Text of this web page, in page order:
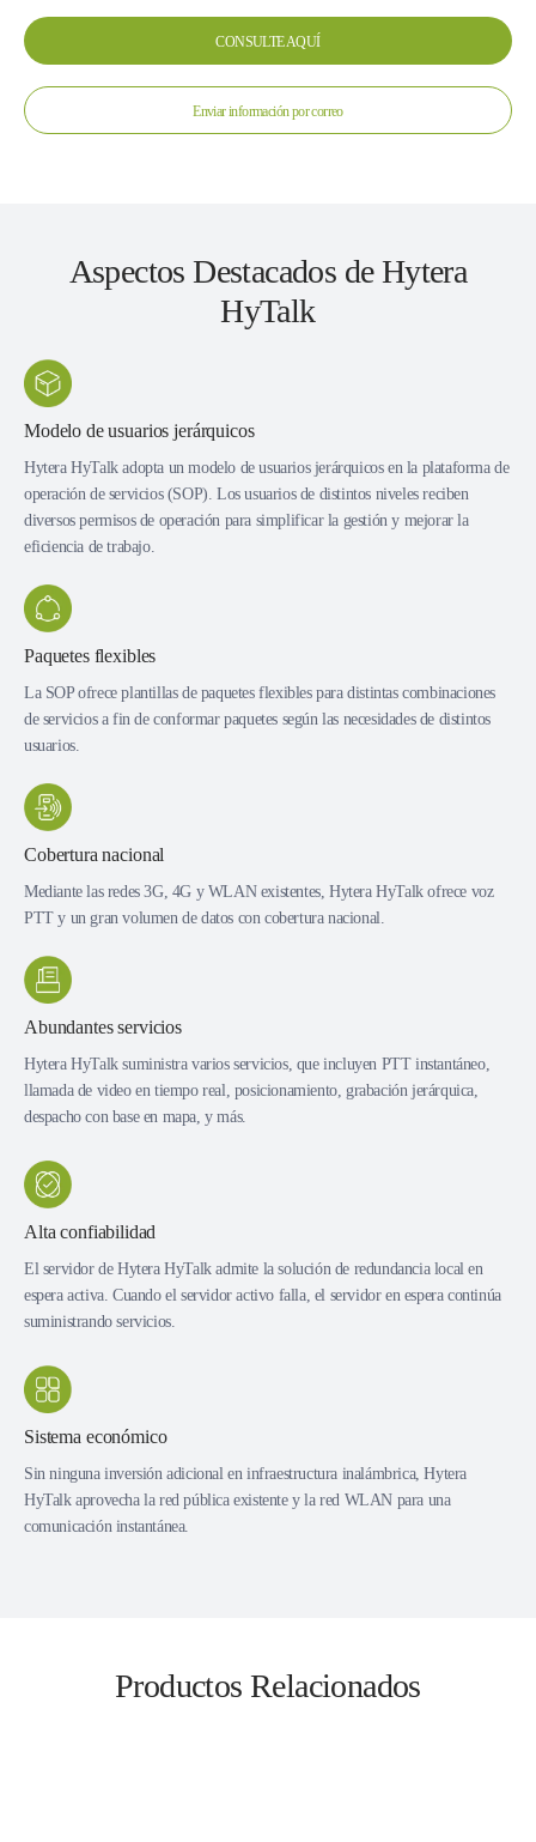
CONSULTE AQUÍ
Enviar información por correo
Aspectos Destacados de Hytera
HyTalk
Modelo de usuarios jerárquicos
Hytera HyTalk adopta un modelo de usuarios jerárquicos en la plataforma de
operación de servicios (SOP). Los usuarios de distintos niveles reciben
diversos permisos de operación para simplificar la gestión y mejorar la
eficiencia de trabajo.
Paquetes flexibles
La SOP ofrece plantillas de paquetes flexibles para distintas combinaciones
de servicios a fin de conformar paquetes según las necesidades de distintos
usuarios.
Cobertura nacional
Mediante las redes 3G, 4G y WLAN existentes, Hytera HyTalk ofrece voz
PTT y un gran volumen de datos con cobertura nacional.
Abundantes servicios
Hytera HyTalk suministra varios servicios, que incluyen PTT instantáneo,
llamada de video en tiempo real, posicionamiento, grabación jerárquica,
despacho con base en mapa, y más.
Alta confiabilidad
El servidor de Hytera HyTalk admite la solución de redundancia local en
espera activa. Cuando el servidor activo falla, el servidor en espera continúa
suministrando servicios.
Sistema económico
Sin ninguna inversión adicional en infraestructura inalámbrica, Hytera
HyTalk aprovecha la red pública existente y la red WLAN para una
comunicación instantánea.
Productos Relacionados